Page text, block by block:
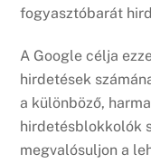
fogyasztóbarát
A Google célja
hirdetések
a különböző,
hirdetésblokkolók
megvalósuljon a